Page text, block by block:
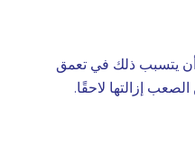
أن يتسبب ذلك في تعمق
إزالتها لاحقًا.